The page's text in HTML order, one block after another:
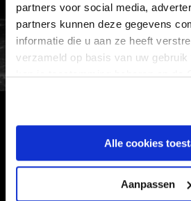
partners voor social media,
partners kunnen deze gegevens
informatie die u aan ze heeft
verzameld op basis van uw
kan je toestemming beheren op de
Alle cookies
Aanpassen
FC
HOOFDSPONSOR